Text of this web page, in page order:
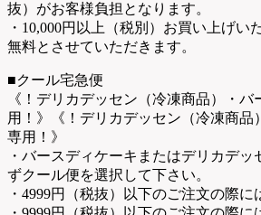
抜）がお客様負担となります。
・10,000円以上（税別）お買い上げい
無料とさせていただきます。
■クール宅急便
《！デリカデッセン（冷凍商品）・
用！》《！デリカデッセン（冷凍商品
専用！》
・バースディケーキまたはデリカデ
ずクール便を選択して下さい。
・4999円（税抜）以下のご注文の際に